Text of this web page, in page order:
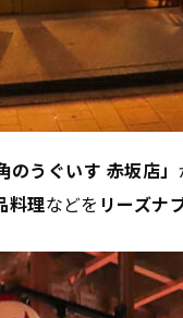
のうぐいす 赤坂店」
料理などを リーズナ